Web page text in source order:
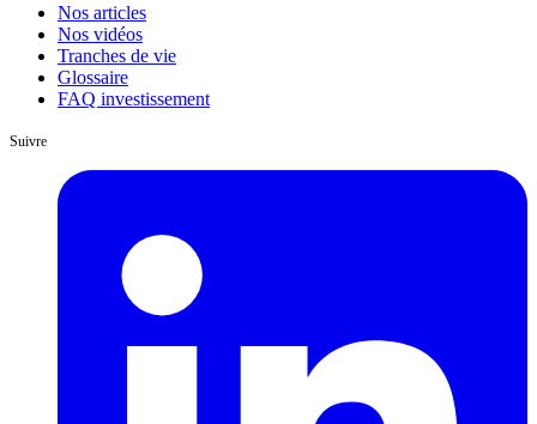
Nos articles
Nos vidéos
Tranches de vie
Glossaire
FAQ investissement
Suivre